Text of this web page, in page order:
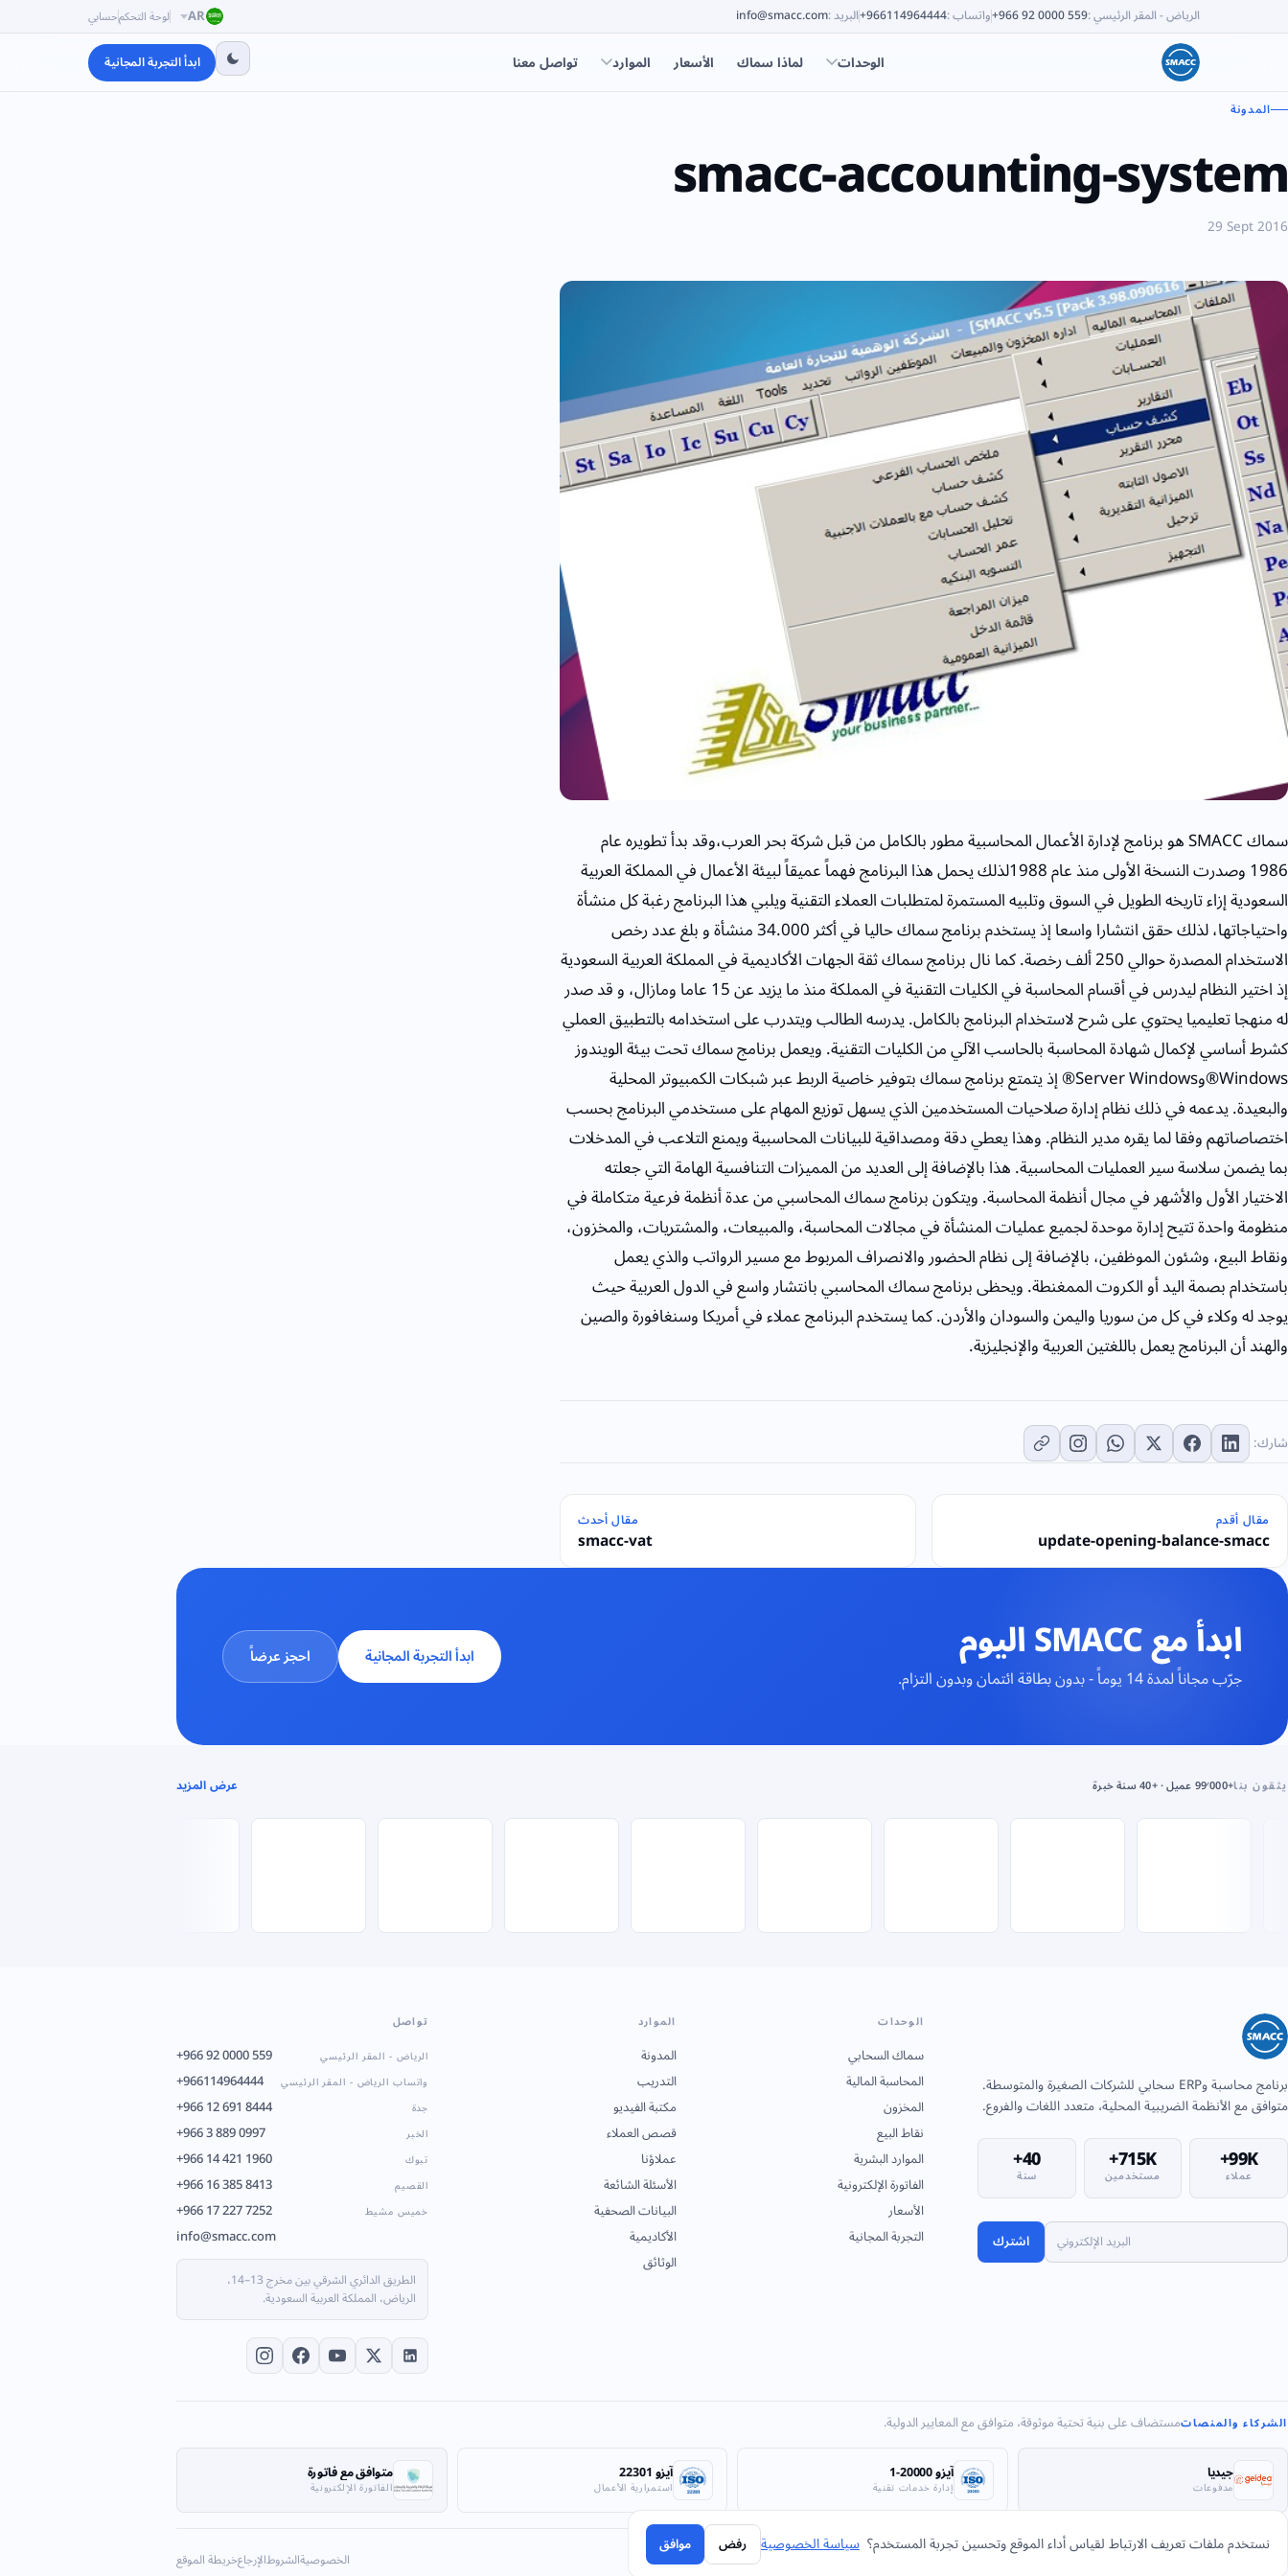
الرياض - المقر الرئيسي:
+966 92 0000 559واتساب:
+966114964444البريد:
info@smacc.com
AR لوحة التحكمحسابي
الوحدات لماذا سماك الأسعار الموارد تواصل معنا ابدأ التجربة المجانية
المدونة
smacc-accounting-system
29 Sept 2016
سماك SMACC هو برنامج لإدارة الأعمال المحاسبية مطور بالكامل من قبل شركة بحر العرب،وقد بدأ تطويره عام
1986 وصدرت النسخة الأولى منذ عام 1988لذلك يحمل هذا البرنامج فهماً عميقاً لبيئة الأعمال في المملكة العربية
السعودية إزاء تاريخه الطويل في السوق وتلبيه المستمرة لمتطلبات العملاء التقنية ويلبي هذا البرنامج رغبة كل منشأة
واحتياجاتها، لذلك حقق انتشارا واسعا إذ يستخدم برنامج سماك حاليا في أكثر 34.000 منشأة و بلغ عدد رخص
الاستخدام المصدرة حوالي 250 ألف رخصة. كما نال برنامج سماك ثقة الجهات الأكاديمية في المملكة العربية السعودية
إذ اختير النظام ليدرس في أقسام المحاسبة في الكليات التقنية في المملكة منذ ما يزيد عن 15 عاما ومازال، و قد صدر
له منهجا تعليميا يحتوي على شرح لاستخدام البرنامج بالكامل. يدرسه الطالب ويتدرب على استخدامه بالتطبيق العملي
كشرط أساسي لإكمال شهادة المحاسبة بالحاسب الآلي من الكليات التقنية. ويعمل برنامج سماك تحت بيئة الويندوز
Windows®وServer Windows® إذ يتمتع برنامج سماك بتوفير خاصية الربط عبر شبكات الكمبيوتر المحلية
والبعيدة. يدعمه في ذلك نظام إدارة صلاحيات المستخدمين الذي يسهل توزيع المهام على مستخدمي البرنامج بحسب
اختصاصاتهم وفقا لما يقره مدير النظام. وهذا يعطي دقة ومصداقية للبيانات المحاسبية ويمنع التلاعب في المدخلات
بما يضمن سلاسة سير العمليات المحاسبية. هذا بالإضافة إلى العديد من المميزات التنافسية الهامة التي جعلته
الاختيار الأول والأشهر في مجال أنظمة المحاسبة. ويتكون برنامج سماك المحاسبي من عدة أنظمة فرعية متكاملة في
منظومة واحدة تتيح إدارة موحدة لجميع عمليات المنشأة في مجالات المحاسبة، والمبيعات، والمشتريات، والمخزون،
ونقاط البيع، وشئون الموظفين، بالإضافة إلى نظام الحضور والانصراف المربوط مع مسير الرواتب والذي يعمل
باستخدام بصمة اليد أو الكروت الممغنطة. ويحظى برنامج سماك المحاسبي بانتشار واسع في الدول العربية حيث
يوجد له وكلاء في كل من سوريا واليمن والسودان والأردن. كما يستخدم البرنامج عملاء في أمريكا وسنغافورة والصين
والهند أن البرنامج يعمل باللغتين العربية والإنجليزية.
شارك:
مقال أقدم
update-opening-balance-smacc
مقال أحدث
smacc-vat
ابدأ مع SMACC اليوم
جرّب مجاناً لمدة 14 يوماً - بدون بطاقة ائتمان وبدون التزام.
ابدأ التجربة المجانية احجز عرضاً
يثقون بنا+99٬000 عميل · +40 سنة خبرة عرض المزيد
برنامج محاسبة وERP سحابي للشركات الصغيرة والمتوسطة.
متوافق مع الأنظمة الضريبية المحلية، متعدد اللغات والفروع.
99K+
عملاء 715K+
مستخدمين 40+
سنة
اشترك
الوحدات
سماك السحابي
المحاسبة المالية
المخزون
نقاط البيع
الموارد البشرية
الفاتورة الإلكترونية
الأسعار
التجربة المجانية
الموارد
المدونة
التدريب
مكتبة الفيديو
قصص العملاء
عملاؤنا
الأسئلة الشائعة
البيانات الصحفية
الأكاديمية
الوثائق
تواصل
+966 92 0000 559 الرياض - المقر الرئيسي
+966114964444 واتساب الرياض - المقر الرئيسي
+966 12 691 8444 جدة
+966 3 889 0997 الخبر
+966 14 421 1960 تبوك
+966 16 385 8413 القصيم
+966 17 227 7252 خميس مشيط
info@smacc.com
الطريق الدائري الشرقي بين مخرج 13–14،
الرياض، المملكة العربية السعودية.
الشركاء والمنصاتمستضاف على بنية تحتية موثوقة، متوافق مع المعايير الدولية.
جيديا
مدفوعات
آيزو 20000-1
إدارة خدمات تقنية
آيزو 22301
استمرارية الأعمال
متوافق مع فاتورة
الفاتورة الإلكترونية
الخصوصيةالشروطالإرجاعخريطة الموقع
نستخدم ملفات تعريف الارتباط لقياس أداء الموقع وتحسين تجربة المستخدم؟ سياسة الخصوصية رفض موافق